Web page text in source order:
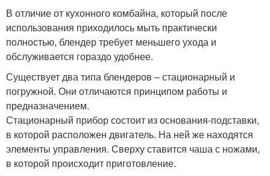
В отличие от кухонного комбайна, который после
использования приходилось мыть практически
полностью, блендер требует меньшего ухода и
обслуживается гораздо удобнее.
Существует два типа блендеров – стационарный и
погружной. Они отличаются принципом работы и
предназначением.
Стационарный прибор состоит из основания-подставки,
в которой расположен двигатель. На ней же находятся
элементы управления. Сверху ставится чаша с ножами,
в которой происходит приготовление.